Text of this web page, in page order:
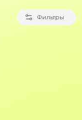
Фильтры